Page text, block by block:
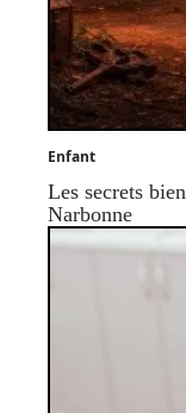
Enfant
Les secrets
Narbonne